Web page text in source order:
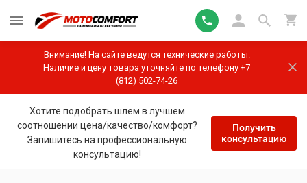
Внимание! На сайте ведутся технические работы.
Наличие и цену товара уточняйте по телефону +7
(812) 502-74-26
Хотите подобрать шлем в лучшем
соотношении цена/качество/комфорт?
Запишитесь на профессиональную
консультацию!
Получить
консультацию